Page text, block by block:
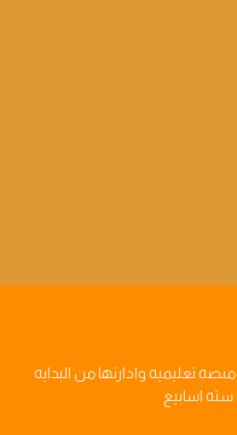
منصه تعليميه وادارتها من البدايه
سته اسابيع